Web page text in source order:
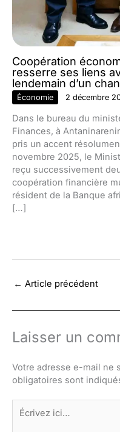
Coopération
resserre ses liens
lendemain d’un
Économie 2 décembre
Dans le bureau du
Finances, à
pris un accent
novembre 2025, le
reçu successivement
coopération financière
résident de la Banque
[…]
← Article précédent
Laisser un
Votre adresse e-mail ne
obligatoires sont
Écrivez
ici…